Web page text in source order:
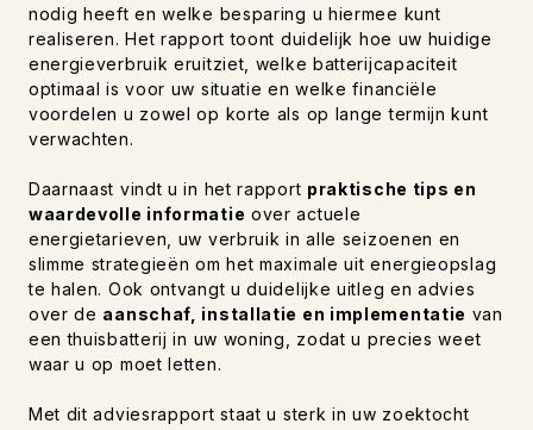
nodig heeft en welke besparing u hiermee kunt
realiseren. Het rapport toont duidelijk hoe uw huidige
energieverbruik eruitziet, welke batterijcapaciteit
optimaal is voor uw situatie en welke financiële
voordelen u zowel op korte als op lange termijn kunt
verwachten.
Daarnaast vindt u in het rapport praktische tips en
waardevolle informatie over actuele
energietarieven, uw verbruik in alle seizoenen en
slimme strategieën om het maximale uit energieopslag
te halen. Ook ontvangt u duidelijke uitleg en advies
over de aanschaf, installatie en implementatie van
een thuisbatterij in uw woning, zodat u precies weet
waar u op moet letten.
Met dit adviesrapport staat u sterk in uw zoektocht